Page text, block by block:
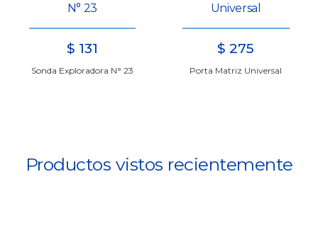
N° 23
$ 131
Sonda Exploradora N° 23
Universal
$275
Porta Matriz Universal
Productos vistos recientemente